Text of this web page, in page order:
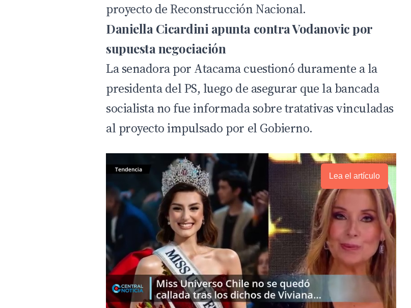
proyecto de Reconstrucción Nacional.
Daniella Cicardini apunta contra Vodanovic por
supuesta negociación
La senadora por Atacama cuestionó duramente a la
presidenta del PS, luego de asegurar que la bancada
socialista no fue informada sobre tratativas vinculadas
al proyecto impulsado por el Gobierno.
Lea el artículo